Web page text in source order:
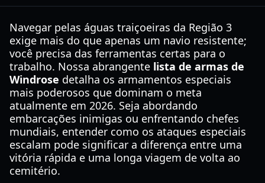
Navegar pelas águas traiçoeiras da Região 3
exige mais do que apenas um navio resistente;
você precisa das ferramentas certas para o
trabalho. Nossa abrangente lista de armas de
Windrose detalha os armamentos especiais
mais poderosos que dominam o meta
atualmente em 2026. Seja abordando
embarcações inimigas ou enfrentando chefes
mundiais, entender como os ataques especiais
escalam pode significar a diferença entre uma
vitória rápida e uma longa viagem de volta ao
cemitério.